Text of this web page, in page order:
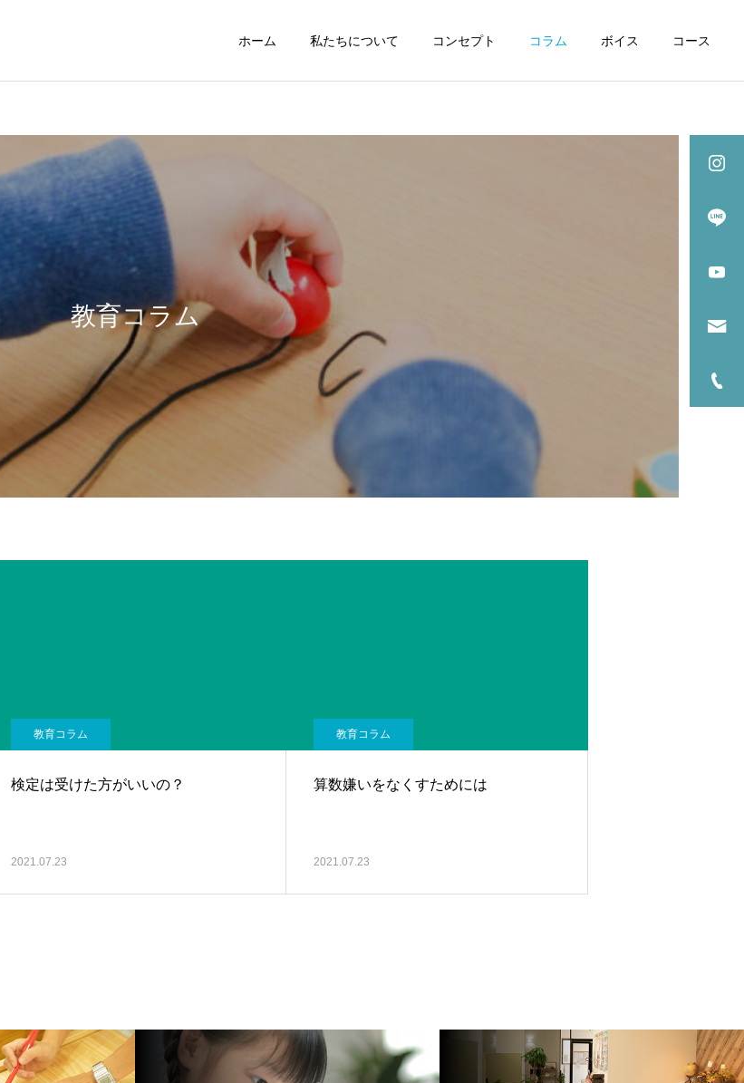
ホーム 私たちについて コンセプト コラム ボイス コース
個人情報の取り扱
【ご報告】 ＼ダブル受賞
させていただきました／
詳細はこちら
幼児部 小学部
教育コラム
教育コラム
検定は受けた方がいいの？
2021.07.23
教育コラム
算数嫌いをなくすためには
2021.07.23